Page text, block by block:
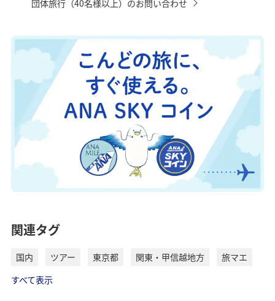
団体旅行（40名様以上）のお問い合わせ
関連タグ
国内 ツアー 東京都 関東・甲信越地方
旅マエ
すべて表示